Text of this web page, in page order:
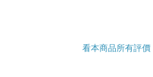
看本商品所有評價